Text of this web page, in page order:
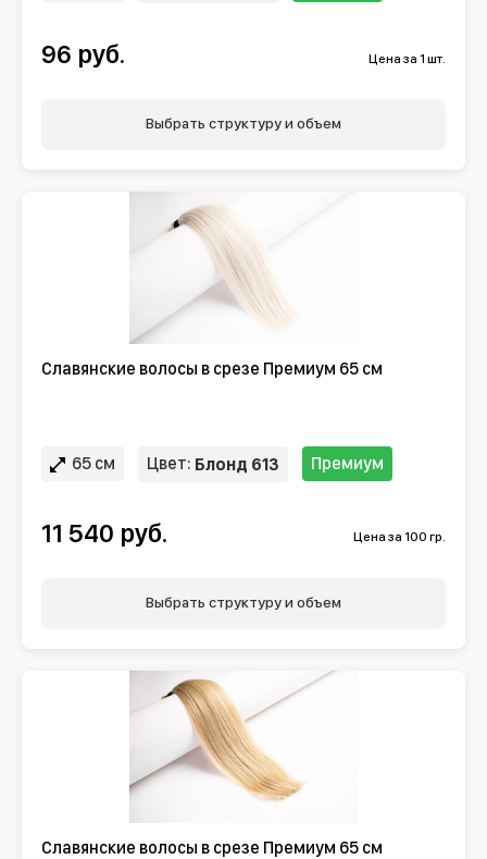
96 руб. Цена за 1 шт.
Выбрать структуру и объем
Славянские волосы в срезе Премиум 65 см
65 см Цвет: Блонд 613 Премиум
11 540 руб. Цена за 100 гр.
Выбрать структуру и объем
Славянские волосы в срезе Премиум 65 см